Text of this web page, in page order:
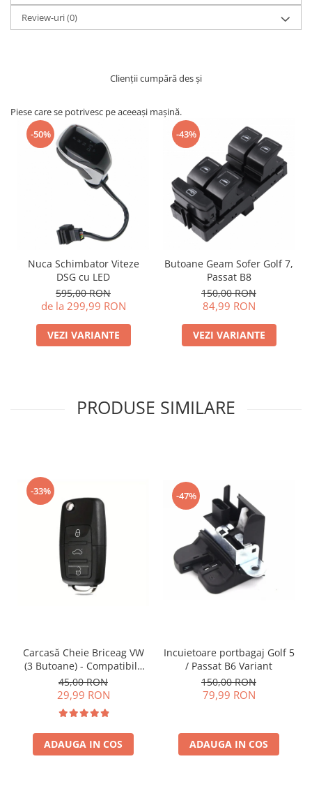
Review-uri(0)
Clienții cumpără des și
Piese care se potrivesc pe aceeași mașină.
-50%
Nuca Schimbator Viteze
DSG cu LED
595,00 RON
de la 299,99 RON
VEZI VARIANTE
-43%
Butoane Geam Sofer Golf 7,
Passat B8
150,00 RON
84,99 RON
VEZI VARIANTE
PRODUSE SIMILARE
-33%
Carcasă Cheie Briceag VW
(3 Butoane) - Compatibilă
Golf 5, Jetta, Touran etc
45,00 RON
29,99 RON
ADAUGA IN COS
-47%
Incuietoare portbagaj Golf 5
/ Passat B6 Variant
150,00 RON
79,99 RON
ADAUGA IN COS